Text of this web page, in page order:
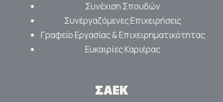
Συνέχιση Σπουδών
Συνέργαζόμενες Επιχειρήσεις
Γραφείο Εργασίας & Επιχειρηματικότητας
Ευκαιρίες Καριέρας
ΣΑΕΚ